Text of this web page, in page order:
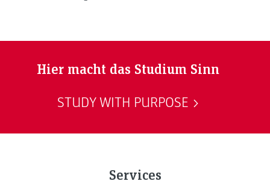
Hier macht das Studium Sinn
STUDY WITH PURPOSE
Services